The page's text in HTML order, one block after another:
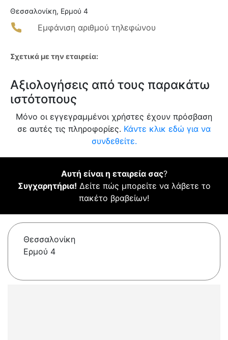
Θεσσαλονίκη, Ερμού 4
Εμφάνιση αριθμού τηλεφώνου
Σχετικά με την εταιρεία:
Αξιολογήσεις από τους παρακάτω
ιστότοπους
Μόνο οι εγγεγραμμένοι χρήστες έχουν πρόσβαση
σε αυτές τις πληροφορίες. Κάντε κλικ εδώ για να
συνδεθείτε.
Αυτή είναι η εταιρεία σας?
Συγχαρητήρια! Δείτε πώς μπορείτε να λάβετε το
πακέτο βραβείων!
Θεσσαλονίκη
Ερμού 4